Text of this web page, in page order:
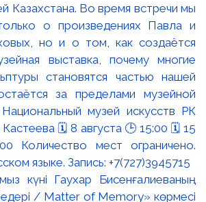
Казахстана. Во время встречи мы
о произведениях Павла и
но и о том, как создаётся
выставка, почему многие
становятся частью нашей
за пределами музейной
музей искусств РК
🗓 8 августа 🕒 15:00 🗓 15
Количество мест ограничено.
языке. Запись: +7(727)3945715